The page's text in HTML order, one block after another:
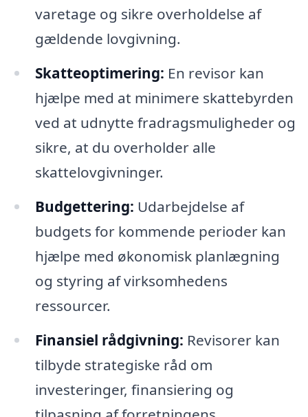
varetage og sikre overholdelse af
gældende lovgivning.
Skatteoptimering: En revisor kan
hjælpe med at minimere skattebyrden
ved at udnytte fradragsmuligheder og
sikre, at du overholder alle
skattelovgivninger.
Budgettering: Udarbejdelse af
budgets for kommende perioder kan
hjælpe med økonomisk planlægning
og styring af virksomhedens
ressourcer.
Finansiel rådgivning: Revisorer kan
tilbyde strategiske råd om
investeringer, finansiering og